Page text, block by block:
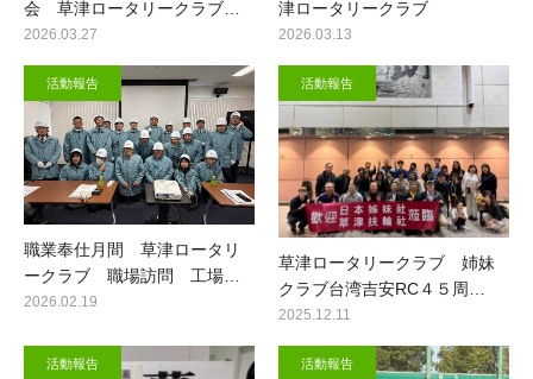
会 草津ロータリークラブ…
2026.03.27
津ロータリークラブ
2026.03.13
活動報告
職業奉仕月間 草津ロータリ
ークラブ 職場訪問 工場…
2026.02.19
活動報告
草津ロータリークラブ 姉妹
クラブ台湾吉安RC４５周…
2025.12.11
活動報告 活動報告